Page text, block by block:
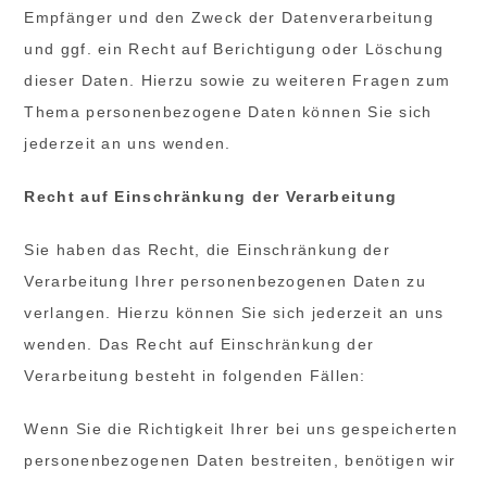
Empfänger und den Zweck der Datenverarbeitung
und ggf. ein Recht auf Berichtigung oder Löschung
dieser Daten. Hierzu sowie zu weiteren Fragen zum
Thema personenbezogene Daten können Sie sich
jederzeit an uns wenden.
Recht auf Einschränkung der Verarbeitung
Sie haben das Recht, die Einschränkung der
Verarbeitung Ihrer personenbezogenen Daten zu
verlangen. Hierzu können Sie sich jederzeit an uns
wenden. Das Recht auf Einschränkung der
Verarbeitung besteht in folgenden Fällen:
Wenn Sie die Richtigkeit Ihrer bei uns gespeicherten
personenbezogenen Daten bestreiten, benötigen wir